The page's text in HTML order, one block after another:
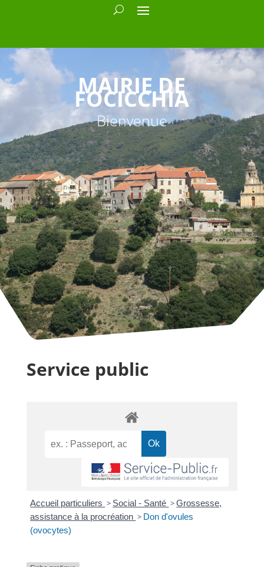
MAIRIE DE
FOCICCHIA
Bienvenue
Service public
Accueil particuliers > Social - Santé >Grossesse,
assistance à la procréation > Don d'ovules
(ovocytes)